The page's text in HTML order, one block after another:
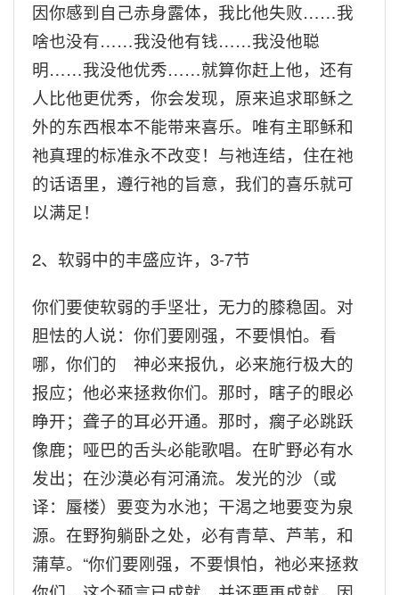
因你感到自己赤身露体，我比他失败……我
啥也没有……我没他有钱……我没他聪
明……我没他优秀……就算你赶上他，还有
人比他更优秀，你会发现，原来追求耶稣之
外的东西根本不能带来喜乐。唯有主耶稣和
祂真理的标准永不改变！与祂连结，住在祂
的话语里，遵行祂的旨意，我们的喜乐就可
以满足！
2、软弱中的丰盛应许，3-7节
你们要使软弱的手坚壮，无力的膝稳固。对
胆怯的人说：你们要刚强，不要惧怕。看
哪，你们的 神必来报仇，必来施行极大的
报应；他必来拯救你们。那时，瞎子的眼必
睁开；聋子的耳必开通。那时，瘸子必跳跃
像鹿；哑巴的舌头必能歌唱。在旷野必有水
发出；在沙漠必有河涌流。发光的沙（或
译：蜃楼）要变为水池；干渴之地要变为泉
源。在野狗躺卧之处，必有青草、芦苇，和
蒲草。 “你们要刚强，不要惧怕，祂必来拯救